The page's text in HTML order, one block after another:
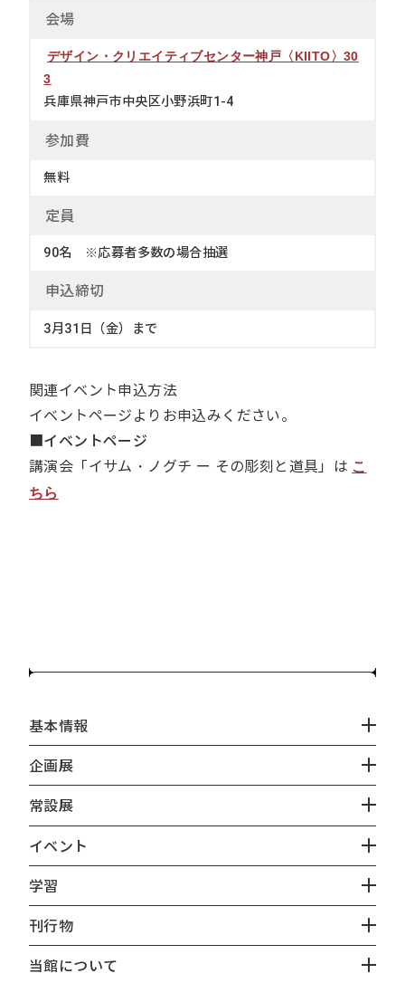
会場
デザイン・クリエイティブセンター神戸〈KIITO〉30
3
兵庫県神戸市中央区小野浜町1-4
参加費
無料
定員
90名 ※応募者多数の場合抽選
申込締切
3月31日（金）まで
関連イベント申込方法
イベントページよりお申込みください。
■イベントページ
講演会「イサム・ノグチ ー その彫刻と道具」は こ
ちら
基本情報
企画展
常設展
イベント
学習
刊行物
当館について